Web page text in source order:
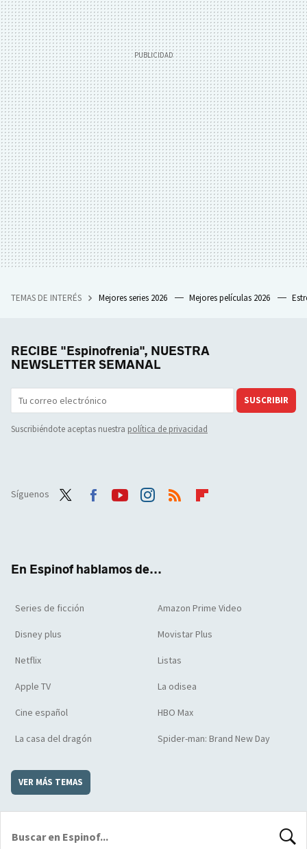
TEMAS DE INTERÉS Mejores series 2026 Mejores películas 2026
RECIBE "Espinofrenia", NUESTRA
NEWSLETTER SEMANAL
SUSCRIBIR
Suscribiéndote aceptas nuestra política de privacidad
Síguenos
En Espinof hablamos de...
Series de ficción Amazon Prime Video
Disney plus Movistar Plus
Netflix Listas
Apple TV La odisea
Cine español HBO Max
La casa del dragón Spider-man: Brand New Day
VER MÁS TEMAS